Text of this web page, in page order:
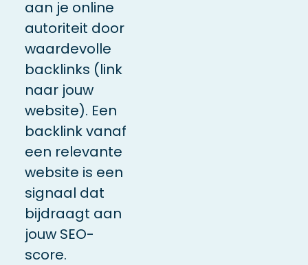
aan je online
autoriteit door
waardevolle
backlinks (link
naar jouw
website). Een
backlink vanaf
een relevante
website is een
signaal dat
bijdraagt aan
jouw SEO-
score.